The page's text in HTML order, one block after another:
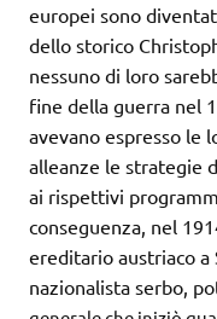
europei sono
dello storico
nessuno di loro
fine della guerra nel
avevano espresso le
alleanze le strategie
ai rispettivi
conseguenza, nel
ereditario austriaco a
nazionalista serbo,